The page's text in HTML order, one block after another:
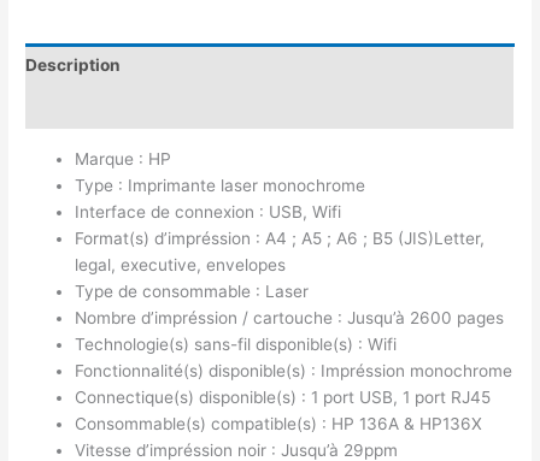
Description
Marque : HP
Type : Imprimante laser monochrome
Interface de connexion : USB, Wifi
Format(s) d’impréssion : A4 ; A5 ; A6 ; B5 (JIS)Letter,
legal, executive, envelopes
Type de consommable : Laser
Nombre d’impréssion / cartouche : Jusqu’à 2600 pages
Technologie(s) sans-fil disponible(s) : Wifi
Fonctionnalité(s) disponible(s) : Impréssion monochrome
Connectique(s) disponible(s) : 1 port USB, 1 port RJ45
Consommable(s) compatible(s) : HP 136A & HP136X
Vitesse d’impréssion noir : Jusqu’à 29ppm